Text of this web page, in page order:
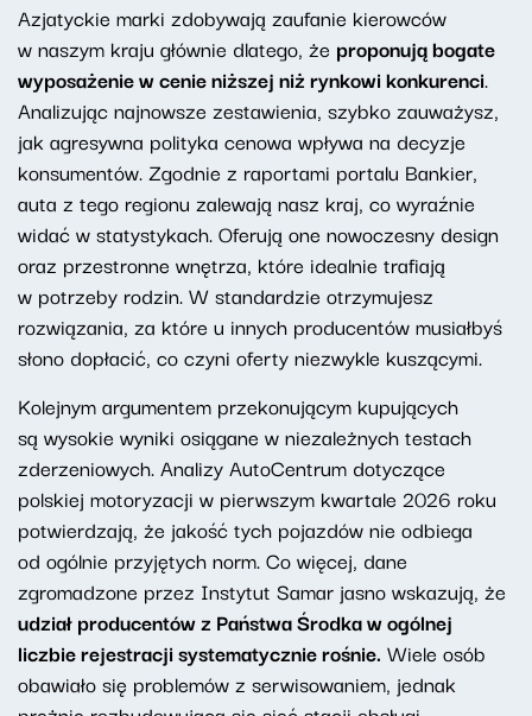
Azjatyckie marki zdobywają zaufanie kierowców
w naszym kraju głównie dlatego, że proponują bogate
wyposażenie w cenie niższej niż rynkowi konkurenci.
Analizując najnowsze zestawienia, szybko zauważysz,
jak agresywna polityka cenowa wpływa na decyzje
konsumentów. Zgodnie z raportami portalu Bankier,
auta z tego regionu zalewają nasz kraj, co wyraźnie
widać w statystykach. Oferują one nowoczesny design
oraz przestronne wnętrza, które idealnie trafiają
w potrzeby rodzin. W standardzie otrzymujesz
rozwiązania, za które u innych producentów musiałbyś
słono dopłacić, co czyni oferty niezwykle kuszącymi.
Kolejnym argumentem przekonującym kupujących
są wysokie wyniki osiągane w niezależnych testach
zderzeniowych. Analizy AutoCentrum dotyczące
polskiej motoryzacji w pierwszym kwartale 2026 roku
potwierdzają, że jakość tych pojazdów nie odbiega
od ogólnie przyjętych norm. Co więcej, dane
zgromadzone przez Instytut Samar jasno wskazują, że
udział producentów z Państwa Środka w ogólnej
liczbie rejestracji systematycznie rośnie. Wiele osób
obawiało się problemów z serwisowaniem, jednak